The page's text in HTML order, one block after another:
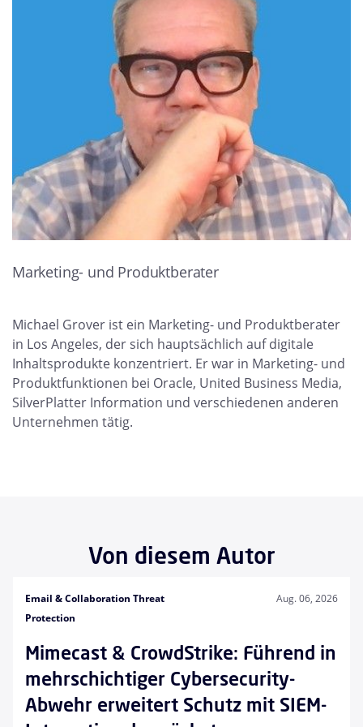
Marketing- und Produktberater
Michael Grover ist ein Marketing- und Produktberater
in Los Angeles, der sich hauptsächlich auf digitale
Inhaltsprodukte konzentriert. Er war in Marketing- und
Produktfunktionen bei Oracle, United Business Media,
SilverPlatter Information und verschiedenen anderen
Unternehmen tätig.
Von diesem Autor
Email & Collaboration Threat
Protection
Aug. 06, 2026
Mimecast & CrowdStrike: Führend in
mehrschichtiger Cybersecurity-
Abwehr erweitert Schutz mit SIEM-